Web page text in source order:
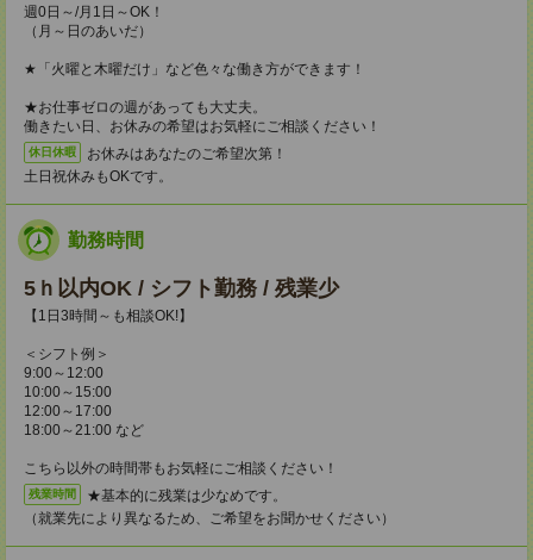
週0日～/月1日～OK！
（月～日のあいだ）
★「火曜と木曜だけ」など色々な働き方ができます！
★お仕事ゼロの週があっても大丈夫。
働きたい日、お休みの希望はお気軽にご相談ください！
休日休暇
お休みはあなたのご希望次第！
土日祝休みもOKです。
勤務時間
5ｈ以内OK / シフト勤務 / 残業少
【1日3時間～も相談OK!】
＜シフト例＞
9:00～12:00
10:00～15:00
12:00～17:00
18:00～21:00 など
こちら以外の時間帯もお気軽にご相談ください！
残業時間
★基本的に残業は少なめです。
（就業先により異なるため、ご希望をお聞かせください）